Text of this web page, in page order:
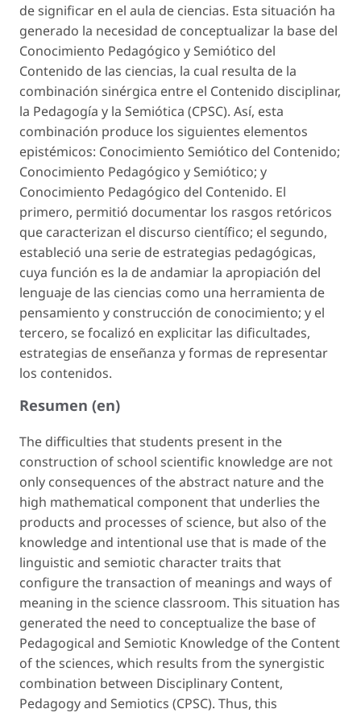
de significar en el aula de ciencias. Esta situación ha
generado la necesidad de conceptualizar la base del
Conocimiento Pedagógico y Semiótico del
Contenido de las ciencias, la cual resulta de la
combinación sinérgica entre el Contenido disciplinar,
la Pedagogía y la Semiótica (CPSC). Así, esta
combinación produce los siguientes elementos
epistémicos: Conocimiento Semiótico del Contenido;
Conocimiento Pedagógico y Semiótico; y
Conocimiento Pedagógico del Contenido. El
primero, permitió documentar los rasgos retóricos
que caracterizan el discurso científico; el segundo,
estableció una serie de estrategias pedagógicas,
cuya función es la de andamiar la apropiación del
lenguaje de las ciencias como una herramienta de
pensamiento y construcción de conocimiento; y el
tercero, se focalizó en explicitar las dificultades,
estrategias de enseñanza y formas de representar
los contenidos.
Resumen (en)
The difficulties that students present in the
construction of school scientific knowledge are not
only consequences of the abstract nature and the
high mathematical component that underlies the
products and processes of science, but also of the
knowledge and intentional use that is made of the
linguistic and semiotic character traits that
configure the transaction of meanings and ways of
meaning in the science classroom. This situation has
generated the need to conceptualize the base of
Pedagogical and Semiotic Knowledge of the Content
of the sciences, which results from the synergistic
combination between Disciplinary Content,
Pedagogy and Semiotics (CPSC). Thus, this